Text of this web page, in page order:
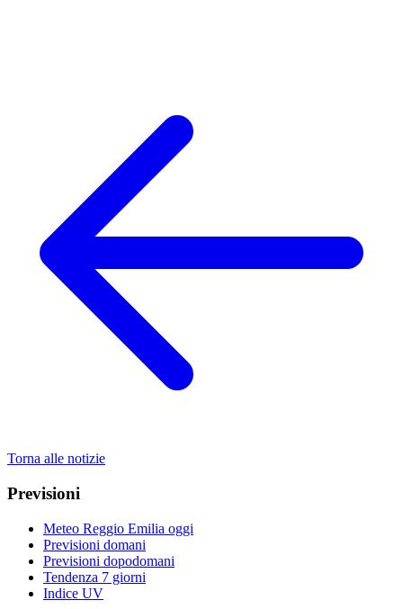
Torna alle notizie
Previsioni
Meteo Reggio Emilia oggi
Previsioni domani
Previsioni dopodomani
Tendenza 7 giorni
Indice UV